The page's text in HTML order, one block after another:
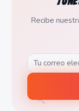
🍡
Recibe